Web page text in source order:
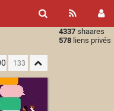
4337 shaares
578 liens privés